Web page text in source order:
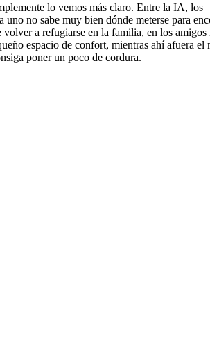
lo vemos más claro. Entre la IA, los
uno no sabe muy bien dónde meterse para
a refugiarse en la familia, en los amigos
espacio de confort, mientras ahí afuera el
poner un poco de cordura.